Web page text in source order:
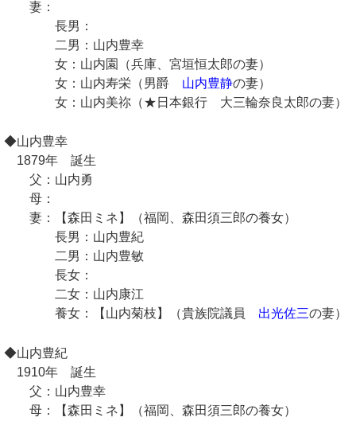
妻：
長男：
二男：山内豊幸
女：山内園（兵庫、宮垣恒太郎の妻）
女：山内寿栄（男爵 山内豊静の妻）
女：山内美祢（★日本銀行 大三輪奈良太郎の妻）
◆山内豊幸
1879年 誕生
父：山内勇
母：
妻：【森田ミネ】（福岡、森田須三郎の養女）
長男：山内豊紀
二男：山内豊敏
長女：
二女：山内康江
養女：【山内菊枝】（貴族院議員 出光佐三の妻）
◆山内豊紀
1910年 誕生
父：山内豊幸
母：【森田ミネ】（福岡、森田須三郎の養女）